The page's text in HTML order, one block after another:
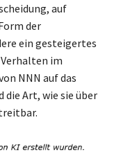
auf
der
ein gesteigertes
im
NNN auf das
die Art, wie sie über